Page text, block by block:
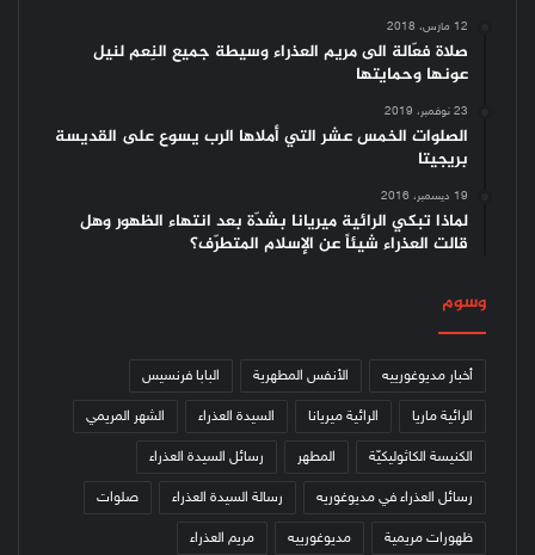
12 مارس، 2018
صلاة فعّالة الى مريم العذراء وسيطة جميع النِعم لنيل
عونها وحمايتها
23 نوفمبر، 2019
الصلوات الخمس عشر التي أملاها الرب يسوع على القديسة
بريجيتا
19 ديسمبر، 2016
لماذا تبكي الرائية ميريانا بشدّة بعد انتهاء الظهور وهل
قالت العذراء شيئاً عن الإسلام المتطرّف؟
وسوم
أخبار مديوغورييه الأنفس المطهرية البابا فرنسيس
الرائية ماريا الرائية ميريانا السيدة العذراء الشهر المريمي
الكنيسة الكاثوليكيّة المطهر رسائل السيدة العذراء
رسائل العذراء في مديوغوريه رسالة السيدة العذراء صلوات
ظهورات مريمية مديوغورييه مريم العذراء